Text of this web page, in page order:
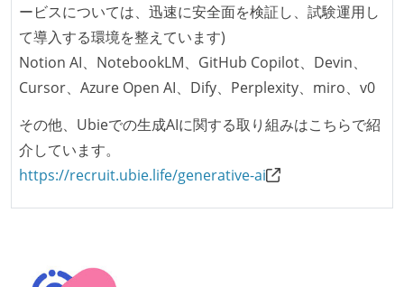
ービスについては、迅速に安全面を検証し、試験運用し
て導入する環境を整えています)
Notion AI、NotebookLM、GitHub Copilot、Devin、
Cursor、Azure Open AI、Dify、Perplexity、miro、v0
その他、Ubieでの生成AIに関する取り組みはこちらで紹
介しています。
https://recruit.ubie.life/generative-ai